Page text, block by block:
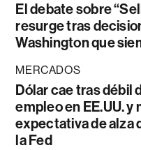
El debate sobre
resurge tras
Washington que
MERCADOS
Dólar cae tras débil
empleo en EE.UU. y
expectativa de alza
la Fed